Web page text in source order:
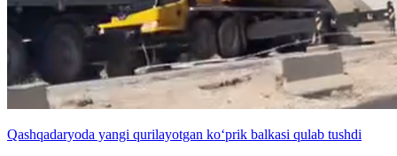
Qashqadaryoda yangi qurilayotgan ko‘prik balkasi qulab tushdi